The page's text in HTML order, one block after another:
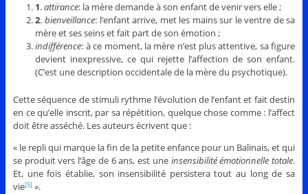
1.attirance: la mère demande à son enfant de venir vers elle ;
2. bienveillance: l’enfant arrive, met les mains sur le ventre de sa
mère et ses seins et fait part de son émotion ;
indifférence: à ce moment, la mère n’est plus attentive, sa figure
devient inexpressive, ce qui rejette l’affection de son enfant.
(C’est une description occidentale de la mère du psychotique).
Cette séquence de stimuli rythme l’évolution de l’enfant et fait destin
en ce qu’elle inscrit, par sa répétition, quelque chose comme : l’affect
doit être asséché. Les auteurs écrivent que :
« le repli qui marque la fin de la petite enfance pour un Balinais, et qui
se produit vers l’âge de 6 ans, est une insensibilité émotionnelle totale.
Et, une fois établie, son insensibilité persistera tout au long de sa
vie[5]».